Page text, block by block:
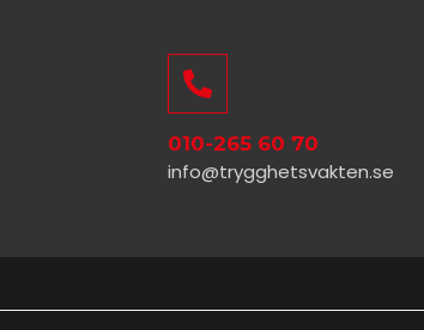
010-265 60 70
info@trygghetsvakten.se